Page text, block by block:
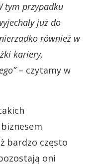
tym przypadku
już do
również w
kariery,
– czytamy w
bardzo często
oni